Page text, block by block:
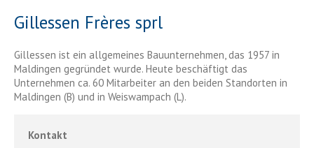
Gillessen Frères sprl
Gillessen ist ein allgemeines Bauunternehmen, das 1957 in
Maldingen gegründet wurde. Heute beschäftigt das
Unternehmen ca. 60 Mitarbeiter an den beiden Standorten in
Maldingen (B) und in Weiswampach (L).
Kontakt